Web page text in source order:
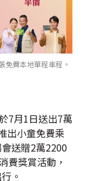
免費本地單程車程。
7月1日送出7萬
出小童免費乘
送贈2萬2200
費獎賞活動，
。